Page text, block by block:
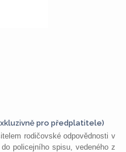
pro předplatitele)
rodičovské odpovědnosti v
policejního spisu, vedeného z